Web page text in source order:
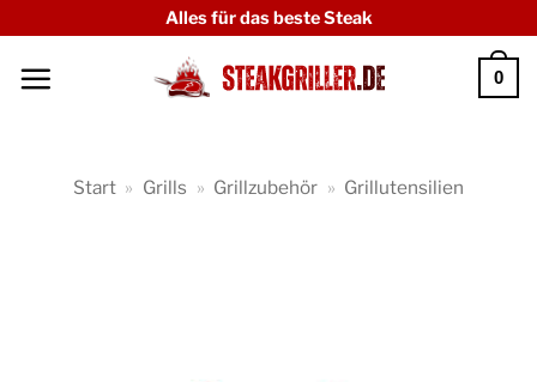
springen
Alles für das beste Steak
0
Start » Grills » Grillzubehör » Grillutensilien